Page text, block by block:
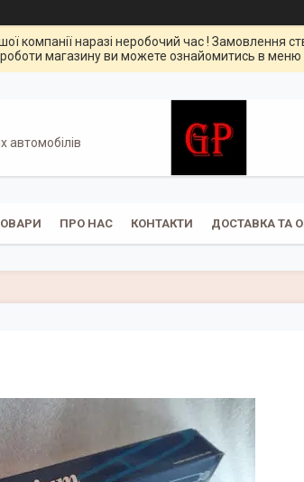
компанії наразі неробочий час ! Замовлення
роботи магазину ви можете ознайомитись в меню
автомобілів
ПРО НАС КОНТАКТИ ДОСТАВКА ТА